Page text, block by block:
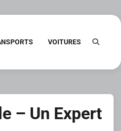
VOITURES
– Un Expert